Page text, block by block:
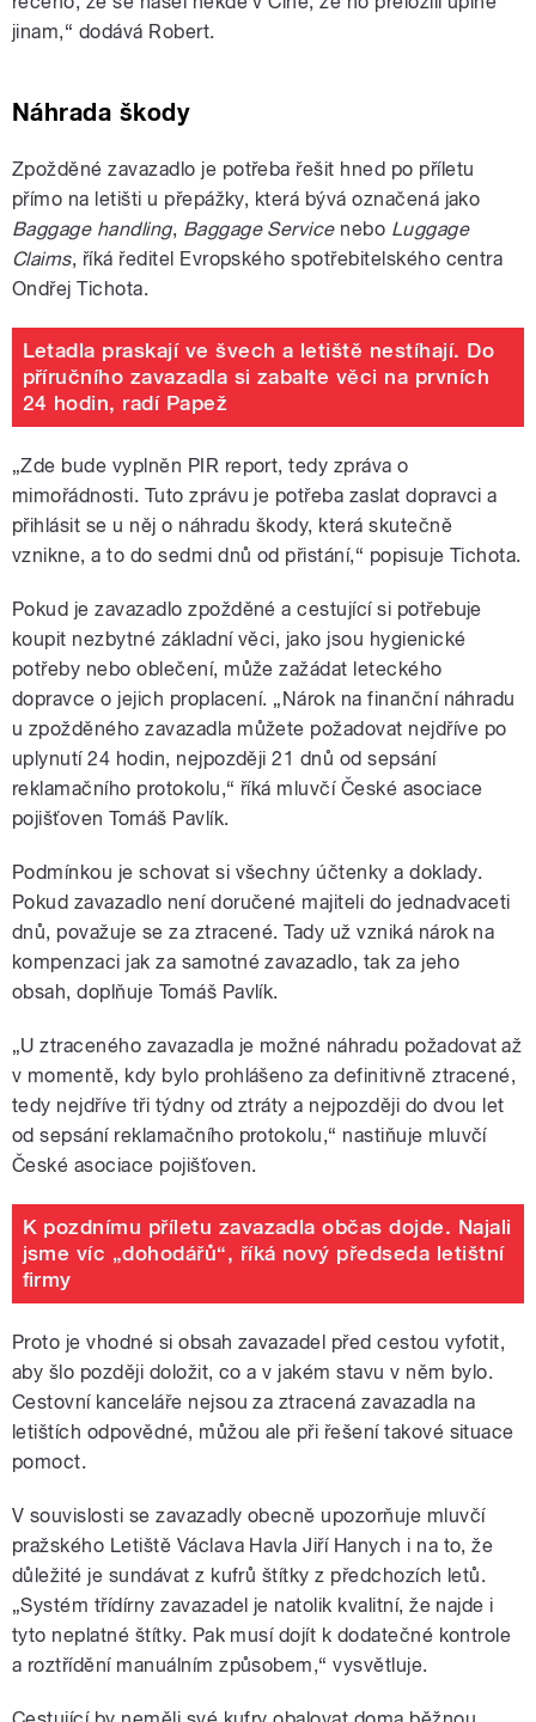
jinam,“ dodává Robert.
Náhrada škody
Zpožděné zavazadlo je potřeba řešit hned po příletu
přímo na letišti u přepážky, která bývá označená jako
Baggage handling, Baggage Servicenebo Luggage
Claims, říká ředitel Evropského spotřebitelského centra
Ondřej Tichota.
Letadla praskají ve švech a letiště nestíhají. Do
příručního zavazadla si zabalte věci na prvních
24 hodin, radí Papež
„Zde bude vyplněn PIR report, tedy zpráva o
mimořádnosti. Tuto zprávu je potřeba zaslat dopravci a
přihlásit se u něj o náhradu škody, která skutečně
vznikne, a to do sedmi dnů od přistání,“ popisuje Tichota.
Pokud je zavazadlo zpožděné a cestující si potřebuje
koupit nezbytné základní věci, jako jsou hygienické
potřeby nebo oblečení, může zažádat leteckého
dopravce o jejich proplacení. „Nárok na finanční náhradu
u zpožděného zavazadla můžete požadovat nejdříve po
uplynutí 24 hodin, nejpozději 21 dnů od sepsání
reklamačního protokolu,“ říká mluvčí České asociace
pojišťoven Tomáš Pavlík.
Podmínkou je schovat si všechny účtenky a doklady.
Pokud zavazadlo není doručené majiteli do jednadvaceti
dnů, považuje se za ztracené. Tady už vzniká nárok na
kompenzaci jak za samotné zavazadlo, tak za jeho
obsah, doplňuje Tomáš Pavlík.
„U ztraceného zavazadla je možné náhradu požadovat až
v momentě, kdy bylo prohlášeno za definitivně ztracené,
tedy nejdříve tři týdny od ztráty a nejpozději do dvou let
od sepsání reklamačního protokolu,“ nastiňuje mluvčí
České asociace pojišťoven.
K pozdnímu příletu zavazadla občas dojde. Najali
jsme víc „dohodářů“, říká nový předseda letištní
firmy
Proto je vhodné si obsah zavazadel před cestou vyfotit,
aby šlo později doložit, co a v jakém stavu v něm bylo.
Cestovní kanceláře nejsou za ztracená zavazadla na
letištích odpovědné, můžou ale při řešení takové situace
pomoct.
V souvislosti se zavazadly obecně upozorňuje mluvčí
pražského Letiště Václava Havla Jiří Hanych i na to, že
důležité je sundávat z kufrů štítky z předchozích letů.
„Systém třídírny zavazadel je natolik kvalitní, že najde i
tyto neplatné štítky. Pak musí dojít k dodatečné kontrole
a roztřídění manuálním způsobem,“ vysvětluje.